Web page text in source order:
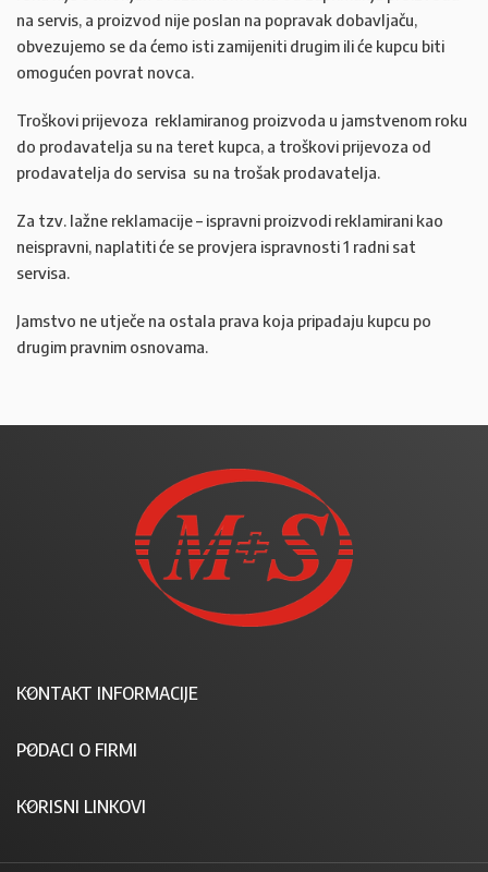
na servis, a proizvod nije poslan na popravak dobavljaču,
obvezujemo se da ćemo isti zamijeniti drugim ili će kupcu biti
omogućen povrat novca.
Troškovi prijevoza reklamiranog proizvoda u jamstvenom roku
do prodavatelja su na teret kupca, a troškovi prijevoza od
prodavatelja do servisa su na trošak prodavatelja.
Za tzv. lažne reklamacije – ispravni proizvodi reklamirani kao
neispravni, naplatiti će se provjera ispravnosti 1 radni sat
servisa.
Jamstvo ne utječe na ostala prava koja pripadaju kupcu po
drugim pravnim osnovama.
KONTAKT INFORMACIJE
PODACI O FIRMI
KORISNI LINKOVI